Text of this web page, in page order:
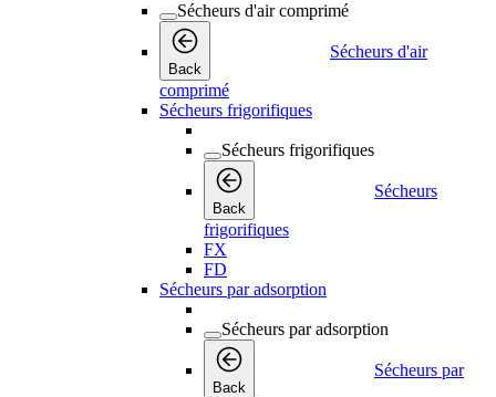
Sécheurs d'air comprimé
Back
Sécheurs d'air
comprimé
Sécheurs frigorifiques
Sécheurs frigorifiques
Back
Sécheurs
frigorifiques
FX
FD
Sécheurs par adsorption
Sécheurs par adsorption
Back
Sécheurs par